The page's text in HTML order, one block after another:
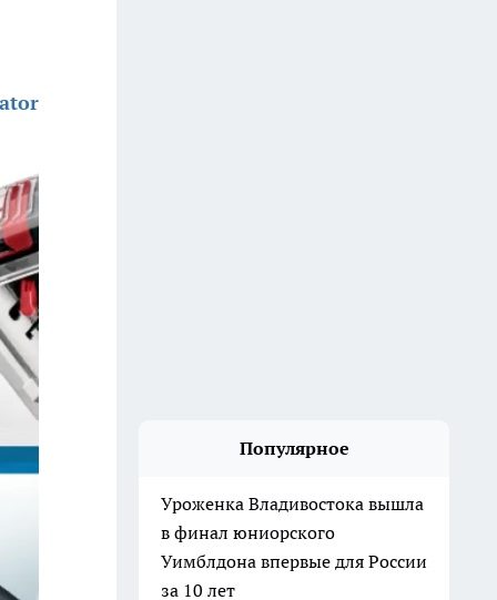
Популярное
Уроженка Владивостока вышла
в финал юниорского
Уимблдона впервые для России
за 10 лет